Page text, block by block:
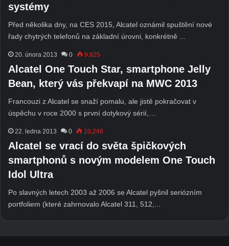
systémy
Před několika dny, na CES 2015, Alcatel oznámil spuštění nové
řady chytrých telefonů na základní úrovni, konkrétně ...
20. února 2013 0 9,825
Alcatel One Touch Star, smartphone Jelly
Bean, který vás překvapí na MWC 2013
Francouzi z Alcatel se snaží pomalu, ale jistě pokračovat v
úspěchu v roce 2000 s první dotykový sérií,…
22. ledna 2013 0 10,246
Alcatel se vrací do světa špičkových
smartphonů s novým modelem One Touch
Idol Ultra
Po slavných letech 2003 až 2006 se Alcatel pyšnil seriózním
portfoliem (které zahrnovalo Alcatel 311, 512,...